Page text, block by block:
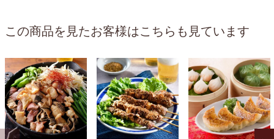
この商品を見たお客様はこちらも見ています